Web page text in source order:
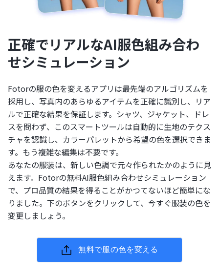
正確でリアルなAI服色組み合わ
せシミュレーション
Fotorの服の色を変えるアプリは最先端のアルゴリズムを
採用し、写真内のあらゆるアイテムを正確に識別し、リア
ルで正確な結果を保証します。シャツ、ジャケット、ドレ
スを問わず、このスマートツールは自動的に生地のテクス
チャを認識し、カラーパレットから希望の色を選択できま
す。もう複雑な編集は不要です。
あなたの服装は、新しい色調で元々作られたかのように見
えます。Fotorの無料AI服色組み合わせシミュレーション
で、プロ品質の結果を得ることがかつてないほど簡単にな
りました。下のボタンをクリックして、今すぐ服装の色を
変更しましょう。
無料で服の色を変える